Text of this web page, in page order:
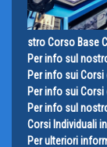
stro Corso Base
Per info sul
Per info sui
Per info sui Corsi
Per info sul
Corsi Individuali
Per ulteriori